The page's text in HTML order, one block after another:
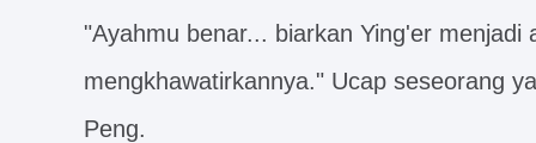
"Ayahmu benar... biarkan Ying'er
mengkhawatirkannya." Ucap seseorang
Peng.